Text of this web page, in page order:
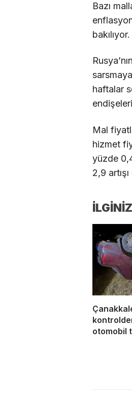
Bazı
bakılıyor.
haftalar
Mal
hizmet
yüzde
2,9
otomobil